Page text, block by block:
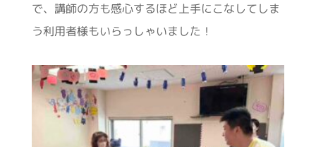
で、講師の方も感心するほど上手にこなしてしま
う利用者様もいらっしゃいました！